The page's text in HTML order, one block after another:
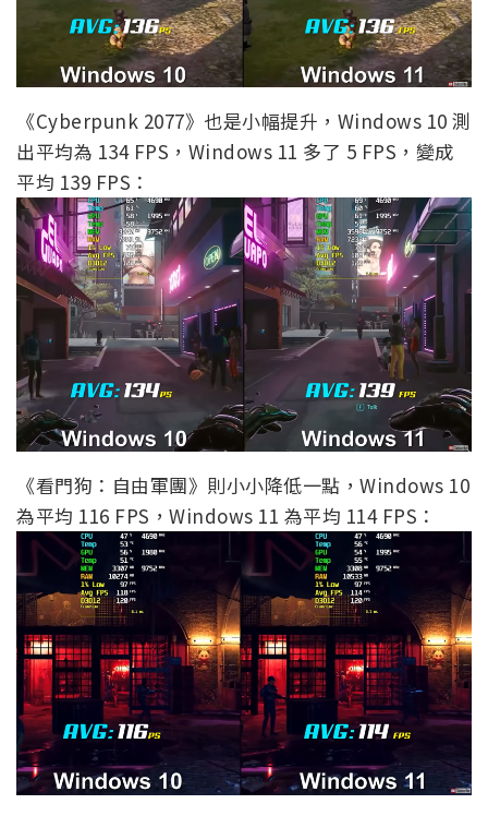
《Cyberpunk 2077》也是小幅提升，Windows 10 測
出平均為 134 FPS，Windows 11 多了 5 FPS，變成
平均 139 FPS：
《看門狗：自由軍團》則小小降低一點，Windows 10
為平均 116 FPS，Windows 11 為平均 114 FPS：